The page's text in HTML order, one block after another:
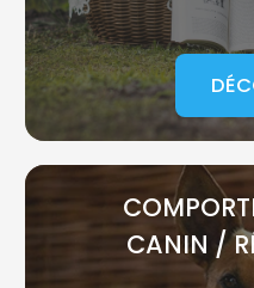
CANIN /